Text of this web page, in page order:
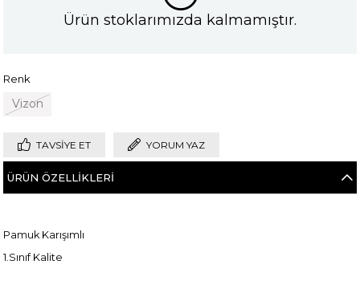
Ürün stoklarımızda kalmamıştır.
Renk
Vizon
TAVSIYE ET YORUM YAZ
ÜRÜN ÖZELLIKLERI
Pamuk Karışımlı
1.Sınıf Kalite